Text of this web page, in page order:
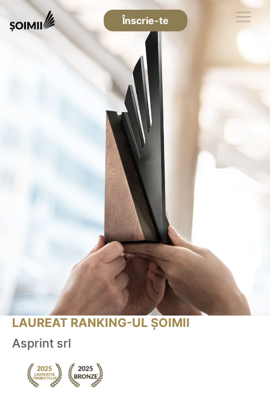
Înscrie-te
LAUREAT RANKING-UL ȘOIMII
Asprint srl